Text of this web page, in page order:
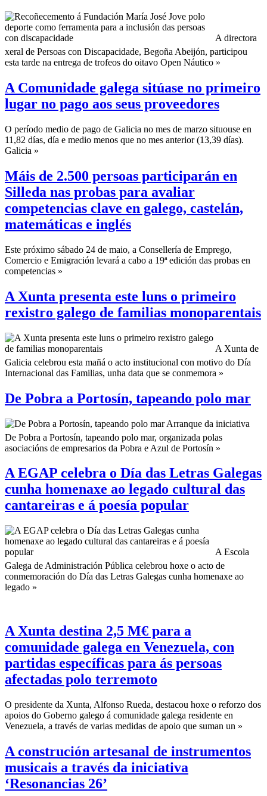
A directora
xeral de Persoas con Discapacidade, Begoña Abeijón, participou
esta tarde na entrega de trofeos do oitavo Open Náutico »
A Comunidade galega sitúase no primeiro
lugar no pago aos seus proveedores
O período medio de pago de Galicia no mes de marzo situouse en
11,82 días, día e medio menos que no mes anterior (13,39 días).
Galicia »
Máis de 2.500 persoas participarán en
Silleda nas probas para avaliar
competencias clave en galego, castelán,
matemáticas e inglés
Este próximo sábado 24 de maio, a Consellería de Emprego,
Comercio e Emigración levará a cabo a 19ª edición das probas en
competencias »
A Xunta presenta este luns o primeiro
rexistro galego de familias monoparentais
A Xunta de
Galicia celebrou esta mañá o acto institucional con motivo do Día
Internacional das Familias, unha data que se conmemora »
De Pobra a Portosín, tapeando polo mar
Arranque da iniciativa
De Pobra a Portosín, tapeando polo mar, organizada polas
asociacións de empresarios da Pobra e Azul de Portosín »
A EGAP celebra o Día das Letras Galegas
cunha homenaxe ao legado cultural das
cantareiras e á poesía popular
A Escola
Galega de Administración Pública celebrou hoxe o acto de
conmemoración do Día das Letras Galegas cunha homenaxe ao
legado »
A Xunta destina 2,5 M€ para a
comunidade galega en Venezuela, con
partidas específicas para ás persoas
afectadas polo terremoto
O presidente da Xunta, Alfonso Rueda, destacou hoxe o reforzo dos
apoios do Goberno galego á comunidade galega residente en
Venezuela, a través de varias medidas de apoio que suman un »
A construción artesanal de instrumentos
musicais a través da iniciativa
‘Resonancias 26’